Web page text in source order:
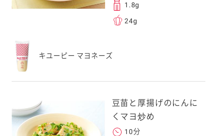
1.8g
24g
キユーピー マヨネーズ
豆苗と厚揚げのにんに
くマヨ炒め
10分